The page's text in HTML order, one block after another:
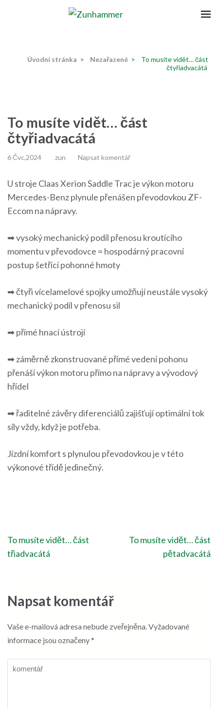
Úvodní stránka > Nezařazené >
To musíte vidět… část
čtyřiadvacátá
To musíte vidět… část
čtyřiadvacátá
6 Čvc,2024 zun Napsat komentář
U stroje Claas Xerion Saddle Trac je výkon motoru
Mercedes-Benz plynule přenášen převodovkou ZF-
Eccom na nápravy.
➡ vysoký mechanický podíl přenosu kroutícího
momentu v převodovce = hospodárný pracovní
postup šetřící pohonné hmoty
➡ čtyři vícelamelové spojky umožňují neustále vysoký
mechanický podíl v přenosu sil
➡ přímé hnací ústrojí
➡ záměrně zkonstruované přímé vedení pohonu
přenáší výkon motoru přímo na nápravy a vývodový
hřídel
➡ řaditelné závěry diferenciálů zajišťují optimální tok
síly vždy, když je potřeba.
Jízdní komfort s plynulou převodovkou je v této
výkonové třídě jedinečný.
Navigace
pro
To musíte vidět… část
třiadvacátá
To musíte vidět… část
pětadvacátá
Napsat komentář
Vaše e-mailová adresa nebude zveřejněna.Vyžadované
informace jsou označeny*
komentář